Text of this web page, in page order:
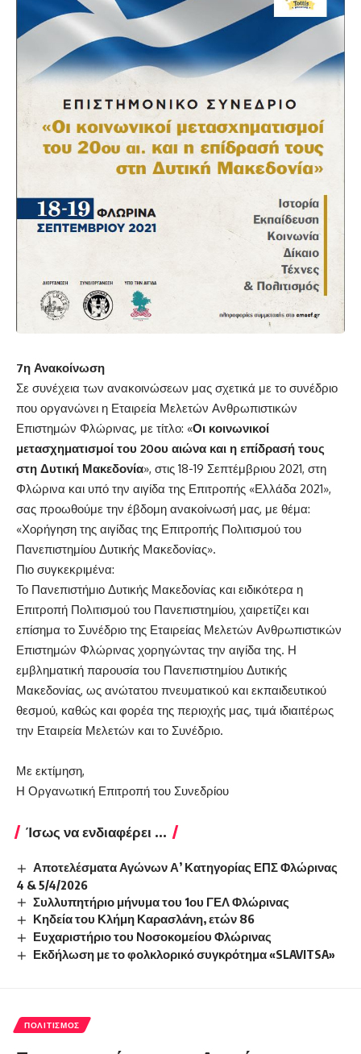
7η Ανακοίνωση
Σε συνέχεια των ανακοινώσεων μας σχετικά με το συνέδριο
που οργανώνει η Εταιρεία Μελετών Ανθρωπιστικών
Επιστημών Φλώρινας, με τίτλο: «Οι κοινωνικοί
μετασχηματισμοί του 20ου αιώνα και η επίδρασή τους
στη Δυτική Μακεδονία», στις 18-19 Σεπτέμβριου 2021, στη
Φλώρινα και υπό την αιγίδα της Επιτροπής «Ελλάδα 2021»,
σας προωθούμε την έβδομη ανακοίνωσή μας, με θέμα:
«Χορήγηση της αιγίδας της Επιτροπής Πολιτισμού του
Πανεπιστημίου Δυτικής Μακεδονίας».
Πιο συγκεκριμένα:
Το Πανεπιστήμιο Δυτικής Μακεδονίας και ειδικότερα η
Επιτροπή Πολιτισμού του Πανεπιστημίου, χαιρετίζει και
επίσημα το Συνέδριο της Εταιρείας Μελετών Ανθρωπιστικών
Επιστημών Φλώρινας χορηγώντας την αιγίδα της. Η
εμβληματική παρουσία του Πανεπιστημίου Δυτικής
Μακεδονίας, ως ανώτατου πνευματικού και εκπαιδευτικού
θεσμού, καθώς και φορέα της περιοχής μας, τιμά ιδιαιτέρως
την Εταιρεία Μελετών και το Συνέδριο.
Με εκτίμηση,
Η Οργανωτική Επιτροπή του Συνεδρίου
Ίσως να ενδιαφέρει ...
Αποτελέσματα Αγώνων Α’ Κατηγορίας ΕΠΣ Φλώρινας
4 & 5/4/2026
Συλλυπητήριο μήνυμα του 1ου ΓΕΛ Φλώρινας
Κηδεία του Κλήμη Καρασλάνη, ετών 86
Ευχαριστήριο του Νοσοκομείου Φλώρινας
Εκδήλωση με το φολκλορικό συγκρότημα «SLAVITSA»
ΠΟΛΙΤΙΣΜΌΣ